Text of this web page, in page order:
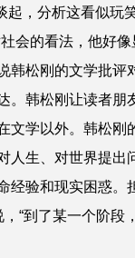
起，分析这看似玩
会的看法，他好
松刚的文学批评
韩松刚让读者
文学以外。韩松
人生、对世界提出
经验和现实困惑
，“到了某一个阶段